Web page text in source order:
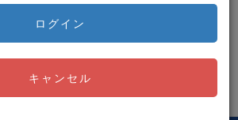
ログイン
キャンセル